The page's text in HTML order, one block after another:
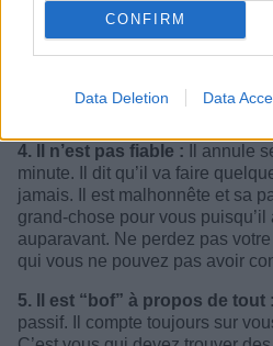
CONFIRM
Data Deletion Data
4. Il n’est pas fiable : Il annule
minute. Il dit qu’il va faire
jamais. Il est malhonnête et sa
grand-chose pour vous puisqu’il
auparavant. Ne perdez pas
qui vous ne pouvez pas avoir
5. Il est “bof” à propos de tout :
passif. Il compte toujours sur